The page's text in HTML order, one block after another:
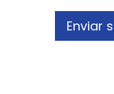
Enviar